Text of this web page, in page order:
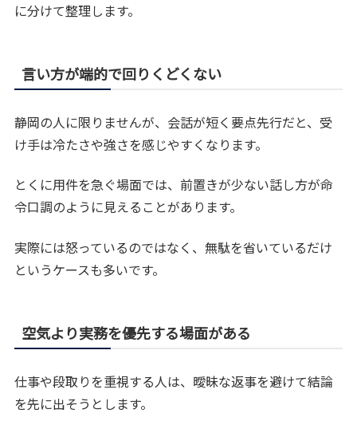
に分けて整理します。
言い方が端的で回りくどくない
静岡の人に限りませんが、会話が短く要点先行だと、受
け手は冷たさや強さを感じやすくなります。
とくに用件を急ぐ場面では、前置きが少ない話し方が命
令口調のように見えることがあります。
実際には怒っているのではなく、無駄を省いているだけ
というケースも多いです。
空気より実務を優先する場面がある
仕事や段取りを重視する人は、曖昧な返事を避けて結論
を先に出そうとします。